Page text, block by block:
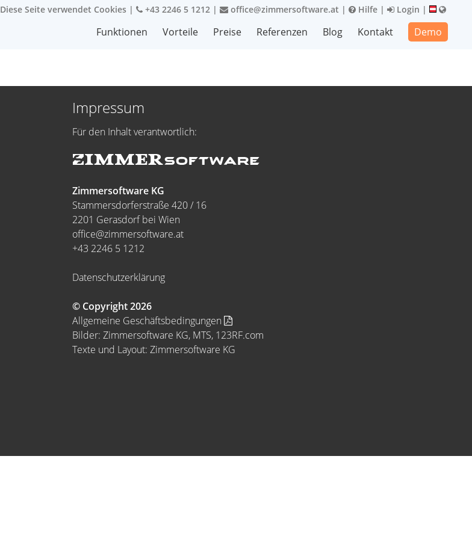
Diese Seite verwendet Cookies | +43 2246 5 1212 | office@zimmersoftware.at | Hilfe | Login |
Funktionen Vorteile Preise Referenzen Blog Kontakt Demo
Impressum
Für den Inhalt verantwortlich:
Zimmersoftware KG
Stammersdorferstraße 420 / 16
2201 Gerasdorf bei Wien
office@zimmersoftware.at
+43 2246 5 1212
Datenschutzerklärung
© Copyright 2026
Allgemeine Geschäftsbedingungen
Bilder: Zimmersoftware KG, MTS, 123RF.com
Texte und Layout: Zimmersoftware KG